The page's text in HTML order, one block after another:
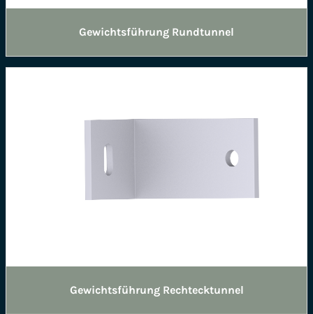
Gewichtsführung Rundtunnel
Gewichtsführung Rechtecktunnel